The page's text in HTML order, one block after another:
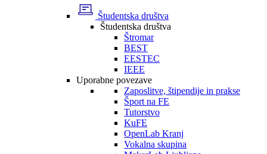
Študentska društva
Študentska društva
Štromar
BEST
EESTEC
IEEE
Uporabne povezave
Zaposlitve, štipendije in prakse
Šport na FE
Tutorstvo
KuFE
OpenLab Kranj
Vokalna skupina